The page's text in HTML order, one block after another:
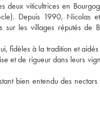
deux viticultrices en
Depuis 1990, Nicolas
sur les villages réputés de
fidèles à la tradition et
et de rigueur dans leurs
bien entendu des nectars